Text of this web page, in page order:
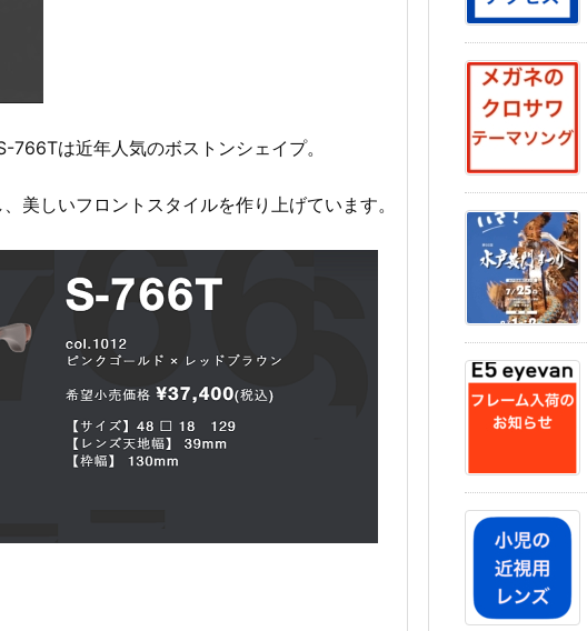
は近年人気のボストンシェイプ。
美しいフロントスタイルを作り上げています。